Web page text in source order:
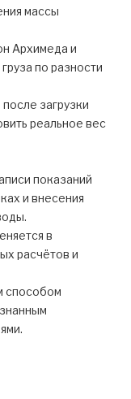
массы
Архимеда и
по разности
загрузки
реальное вес
показаний
и внесения
в
расчётов и
способом